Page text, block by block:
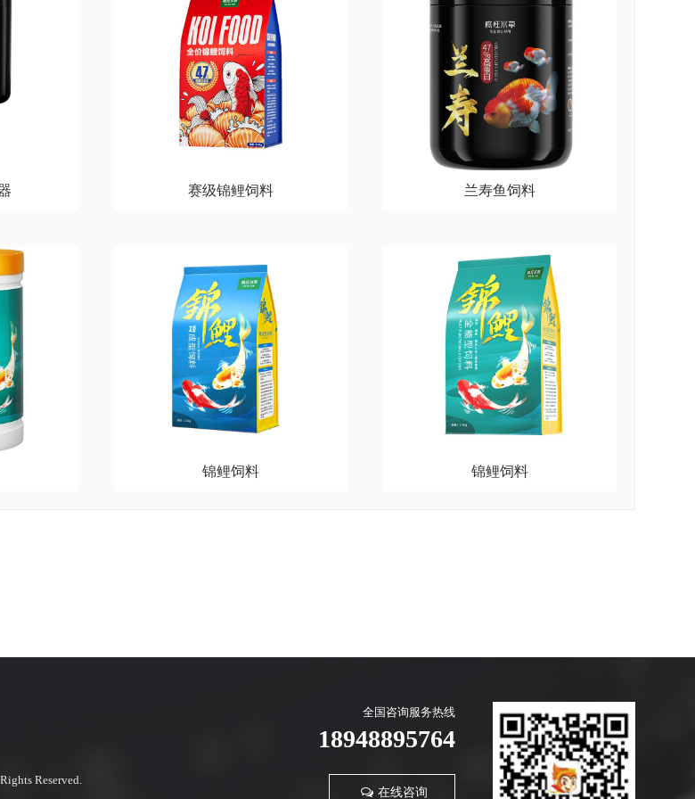
赛级锦鲤饲料 兰寿鱼饲料
锦鲤饲料 锦鲤饲料
全国咨询服务热线
18948895764
在线咨询
Reserved.